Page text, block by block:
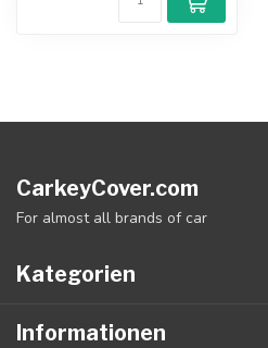
CarkeyCover.com
For almost all brands of car
Kategorien
Informationen